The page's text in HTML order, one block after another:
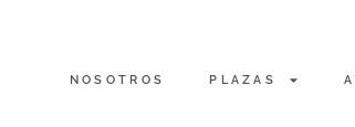
NOSOTROS PLAZAS